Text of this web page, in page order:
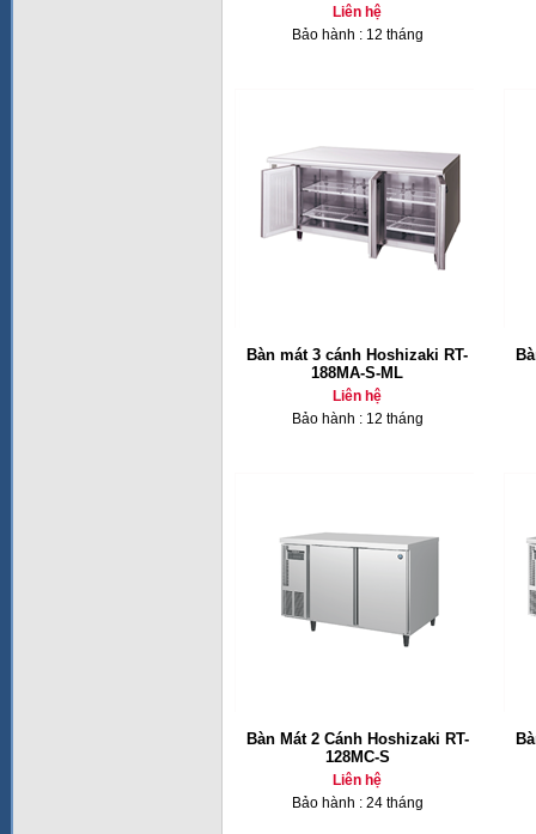
Liên hệ
Bảo hành : 12 tháng
Bàn mát 3 cánh Hoshizaki RT-
188MA-S-ML
Liên hệ
Bảo hành : 12 tháng
Bàn Mát 2 Cánh Hoshizaki RT-
128MC-S
Liên hệ
Bảo hành : 24 tháng